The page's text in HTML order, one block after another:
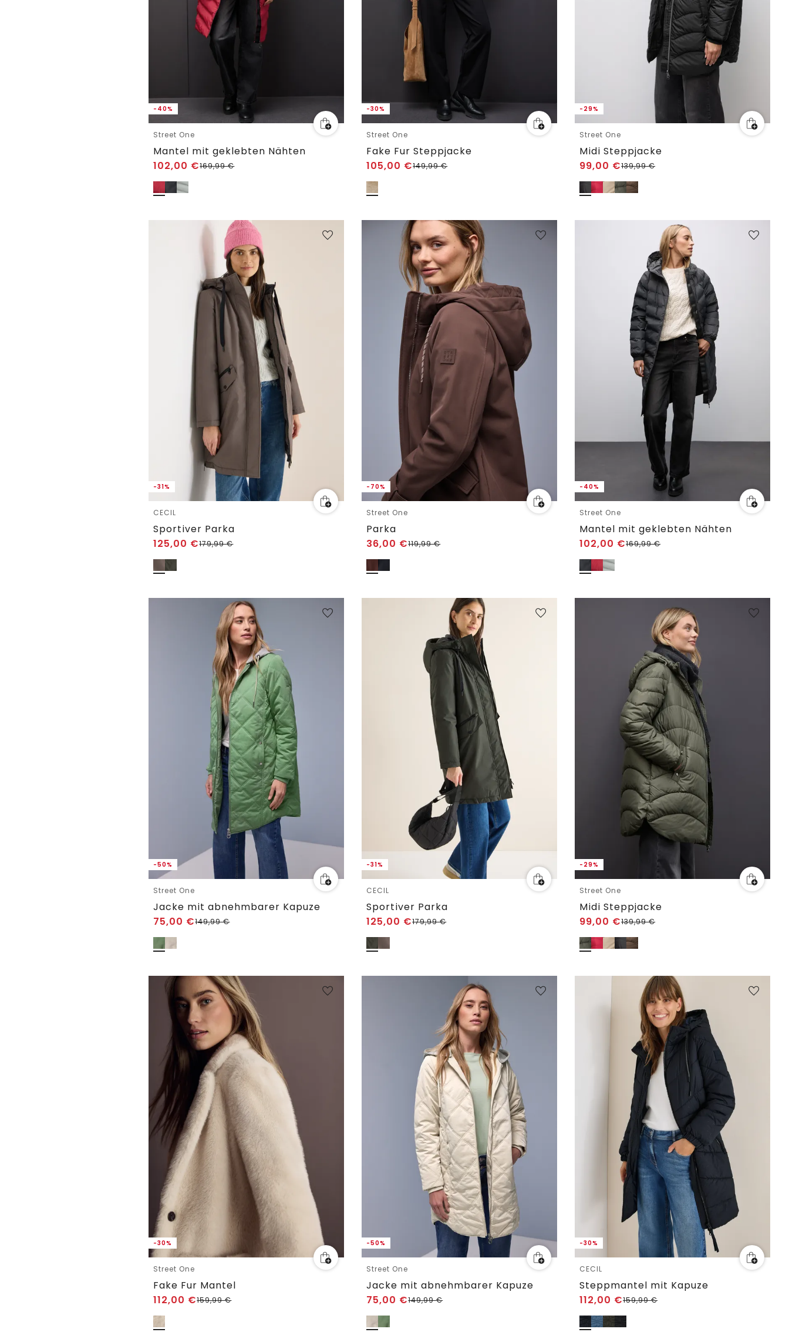
-40%
Street One
Mantel mit geklebten Nähten
102,00 €169,99€
-30%
Street One
Fake Fur Steppjacke
105,00 €149,99€
-29%
Street One
Midi Steppjacke
99,00 €139,99€
-31%
CECIL
Sportiver Parka
125,00 €179,99€
-70%
Street One
Parka
36,00 €119,99€
-40%
Street One
Mantel mit geklebten Nähten
102,00 €169,99€
-50%
Street One
Jacke mit abnehmbarer Kapuze
75,00 €149,99€
-31%
CECIL
Sportiver Parka
125,00 €179,99€
-29%
Street One
Midi Steppjacke
99,00 €139,99€
-30%
Street One
Fake Fur Mantel
112,00 €159,99€
-50%
Street One
Jacke mit abnehmbarer Kapuze
75,00 €149,99€
-30%
CECIL
Steppmantel mit Kapuze
112,00 €159,99€